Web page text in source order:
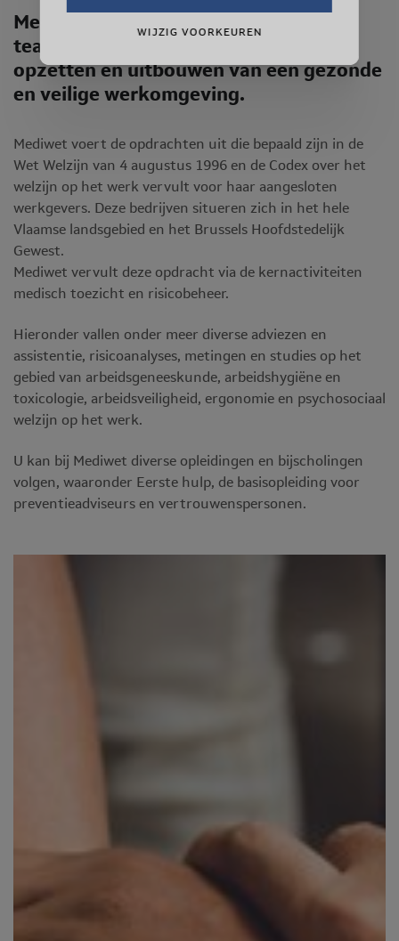
Mediwet is de partner die u met een
team van specialisten helpt in het
opzetten en uitbouwen van een gezonde
en veilige werkomgeving.
Mediwet voert de opdrachten uit die bepaald zijn in de
Wet Welzijn van 4 augustus 1996 en de Codex over het
welzijn op het werk vervult voor haar aangesloten
werkgevers. Deze bedrijven situeren zich in het hele
Vlaamse landsgebied en het Brussels Hoofdstedelijk
Gewest.
Mediwet vervult deze opdracht via de kernactiviteiten
medisch toezicht en risicobeheer.
Hieronder vallen onder meer diverse adviezen en
assistentie, risicoanalyses, metingen en studies op het
gebied van arbeidsgeneeskunde, arbeidshygiëne en
toxicologie, arbeidsveiligheid, ergonomie en psychosociaal
welzijn op het werk.
U kan bij Mediwet diverse opleidingen en bijscholingen
volgen, waaronder Eerste hulp, de basisopleiding voor
preventieadviseurs en vertrouwenspersonen.
WIJZIG VOORKEUREN